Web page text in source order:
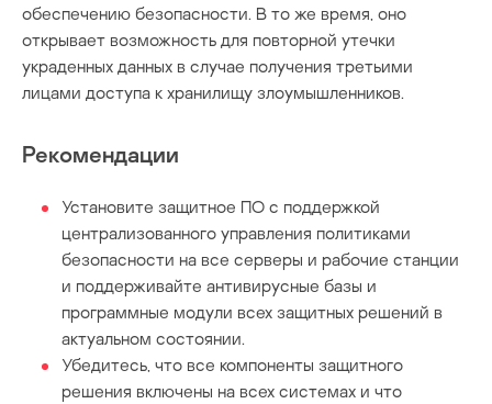
обеспечению безопасности. В то же время, оно
открывает возможность для повторной утечки
украденных данных в случае получения третьими
лицами доступа к хранилищу злоумышленников.
Рекомендации
Установите защитное ПО с поддержкой
централизованного управления политиками
безопасности на все серверы и рабочие станции
и поддерживайте антивирусные базы и
программные модули всех защитных решений в
актуальном состоянии.
Убедитесь, что все компоненты защитного
решения включены на всех системах и что